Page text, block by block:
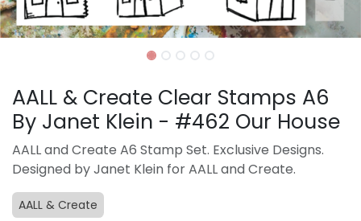
AALL & Create Clear Stamps A6
By Janet Klein - #462 Our House
AALL and Create A6 Stamp Set. Exclusive Designs.
Designed by Janet Klein for AALL and Create.
AALL & Create